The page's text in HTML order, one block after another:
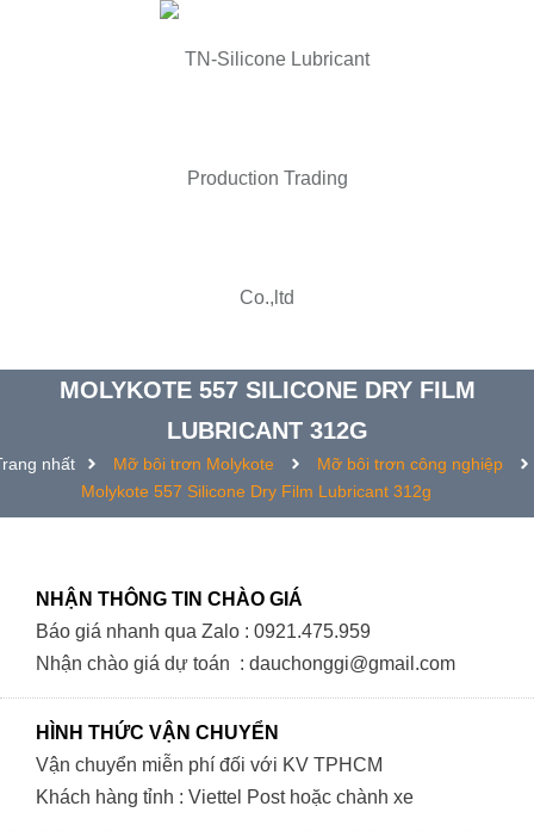
MOLYKOTE 557 SILICONE DRY FILM
LUBRICANT 312G
nhất Mỡ bôi trơn Molykote
Mỡ bôi trơn công nghiệp
Molykote 557 Silicone Dry Film Lubricant 312g
NHẬN THÔNG TIN CHÀO GIÁ
Báo giá nhanh qua Zalo : 0921.475.959
Nhận chào giá dự toán : dauchonggi@gmail.com
HÌNH THỨC VẬN CHUYỂN
Vận chuyển miễn phí đối với KV TPHCM
Khách hàng tỉnh : Viettel Post hoặc chành xe